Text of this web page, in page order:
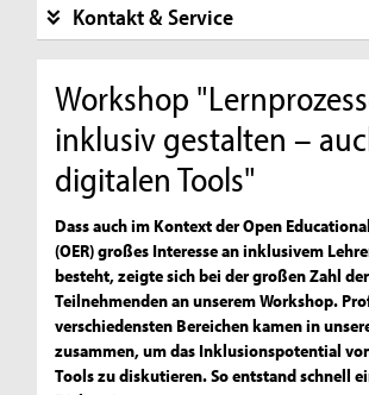
Kontakt & Service
Workshop
inklusiv gestalten –
digitalen Tools"
Dass auch im Kontext der Open
(OER) großes Interesse an inklusivem
besteht, zeigte sich bei der großen Zahl der
Teilnehmenden an unserem Workshop.
verschiedensten Bereichen kamen in
zusammen, um das Inklusionspotential
Tools zu diskutieren. So entstand schnell